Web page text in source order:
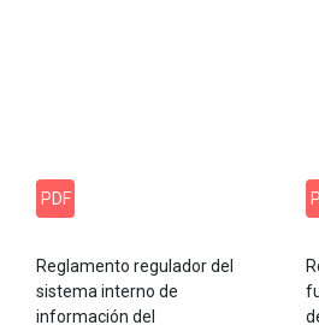
PDF
Reglamento regulador del
sistema interno de
información del